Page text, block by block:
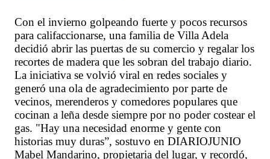
Con el invierno golpeando fuerte y pocos recursos
para califaccionarse, una familia de Villa Adela
decidió abrir las puertas de su comercio y regalar los
recortes de madera que les sobran del trabajo diario.
La iniciativa se volvió viral en redes sociales y
generó una ola de agradecimiento por parte de
vecinos, merenderos y comedores populares que
cocinan a leña desde siempre por no poder costear el
gas. "Hay una necesidad enorme y gente con
historias muy duras”, sostuvo en DIARIOJUNIO
Mabel Mandarino, propietaria del lugar, y recordó,